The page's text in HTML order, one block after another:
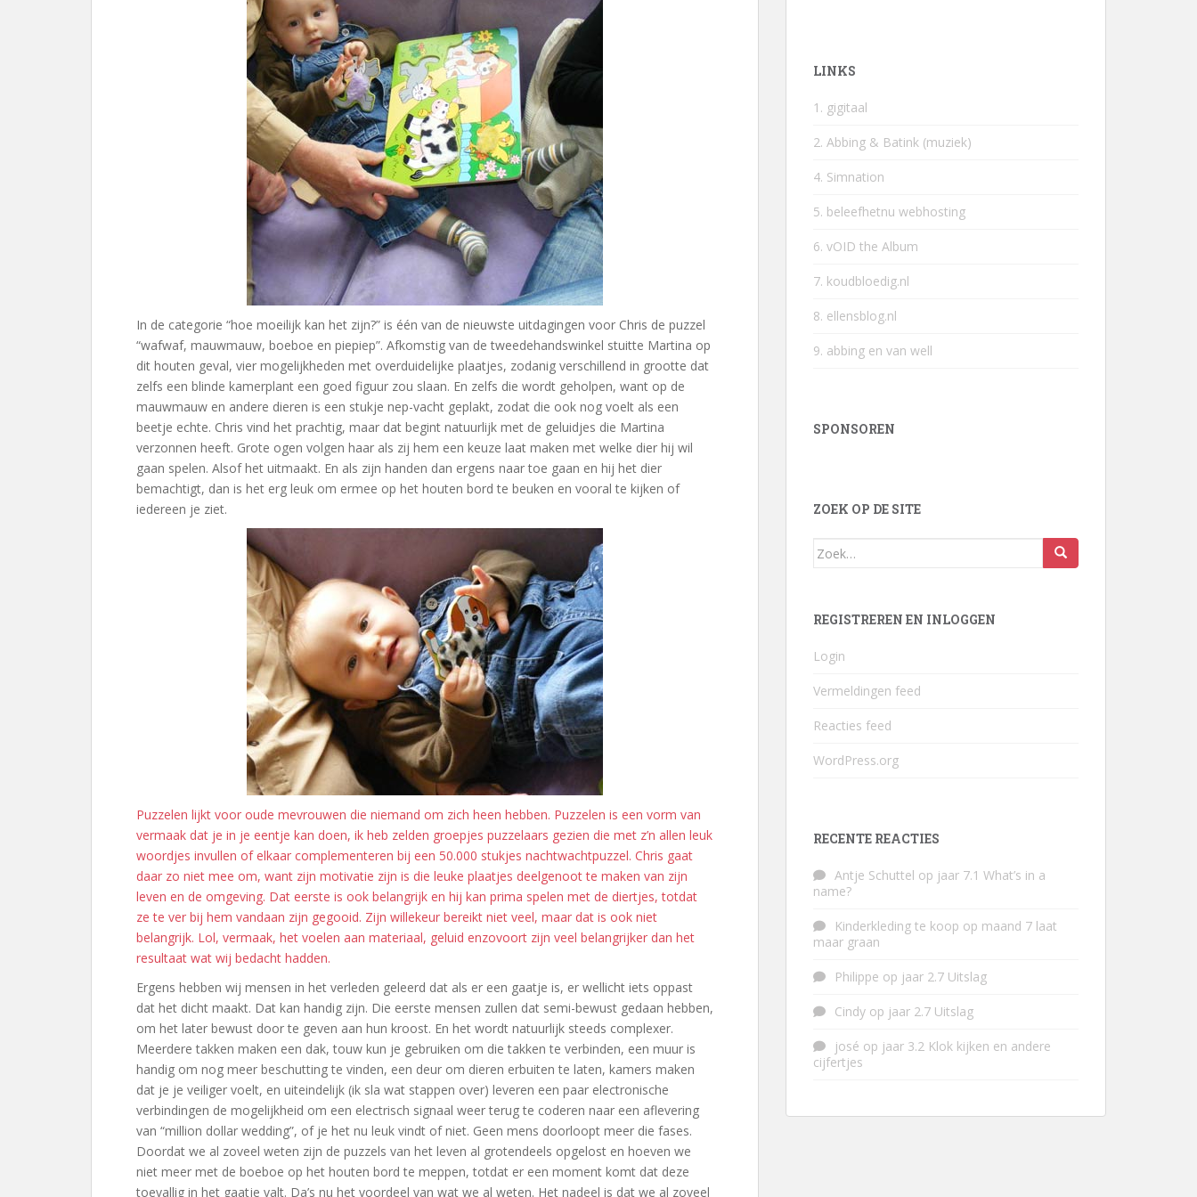
In de categorie “hoe moeilijk kan het zijn?” is één van de nieuwste uitdagingen voor Chris de puzzel
“wafwaf, mauwmauw, boeboe en piepiep”. Afkomstig van de tweedehandswinkel stuitte Martina op
dit houten geval, vier mogelijkheden met overduidelijke plaatjes, zodanig verschillend in grootte dat
zelfs een blinde kamerplant een goed figuur zou slaan. En zelfs die wordt geholpen, want op de
mauwmauw en andere dieren is een stukje nep-vacht geplakt, zodat die ook nog voelt als een
beetje echte. Chris vind het prachtig, maar dat begint natuurlijk met de geluidjes die Martina
verzonnen heeft. Grote ogen volgen haar als zij hem een keuze laat maken met welke dier hij wil
gaan spelen. Alsof het uitmaakt. En als zijn handen dan ergens naar toe gaan en hij het dier
bemachtigt, dan is het erg leuk om ermee op het houten bord te beuken en vooral te kijken of
iedereen je ziet.
Puzzelen lijkt voor oude mevrouwen die niemand om zich heen hebben. Puzzelen is een vorm van
vermaak dat je in je eentje kan doen, ik heb zelden groepjes puzzelaars gezien die met z’n allen leuk
woordjes invullen of elkaar complementeren bij een 50.000 stukjes nachtwachtpuzzel. Chris gaat
daar zo niet mee om, want zijn motivatie zijn is die leuke plaatjes deelgenoot te maken van zijn
leven en de omgeving. Dat eerste is ook belangrijk en hij kan prima spelen met de diertjes, totdat
ze te ver bij hem vandaan zijn gegooid. Zijn willekeur bereikt niet veel, maar dat is ook niet
belangrijk. Lol, vermaak, het voelen aan materiaal, geluid enzovoort zijn veel belangrijker dan het
resultaat wat wij bedacht hadden.
Ergens hebben wij mensen in het verleden geleerd dat als er een gaatje is, er wellicht iets oppast
dat het dicht maakt. Dat kan handig zijn. Die eerste mensen zullen dat semi-bewust gedaan hebben,
om het later bewust door te geven aan hun kroost. En het wordt natuurlijk steeds complexer.
Meerdere takken maken een dak, touw kun je gebruiken om die takken te verbinden, een muur is
handig om nog meer beschutting te vinden, een deur om dieren erbuiten te laten, kamers maken
dat je je veiliger voelt, en uiteindelijk (ik sla wat stappen over) leveren een paar electronische
verbindingen de mogelijkheid om een electrisch signaal weer terug te coderen naar een aflevering
van “million dollar wedding”, of je het nu leuk vindt of niet. Geen mens doorloopt meer die fases.
Doordat we al zoveel weten zijn de puzzels van het leven al grotendeels opgelost en hoeven we
niet meer met de boeboe op het houten bord te meppen, totdat er een moment komt dat deze
toevallig in het gaatje valt. Da’s nu het voordeel van wat we al weten. Het nadeel is dat we al zoveel
LINKS
1. gigitaal
2. Abbing & Batink (muziek)
4. Simnation
5. beleefhetnu webhosting
6. vOID the Album
7. koudbloedig.nl
8. ellensblog.nl
9. abbing en van well
SPONSOREN
ZOEK OP DE SITE
Zoek
REGISTREREN EN INLOGGEN
Login
Vermeldingen feed
Reacties feed
WordPress.org
RECENTE REACTIES
Antje Schuttel op jaar 7.1 What’s in a
name?
Kinderkleding te koop op maand 7 laat
maar graan
Philippe op jaar 2.7 Uitslag
Cindy op jaar 2.7 Uitslag
josé op jaar 3.2 Klok kijken en andere
cijfertjes